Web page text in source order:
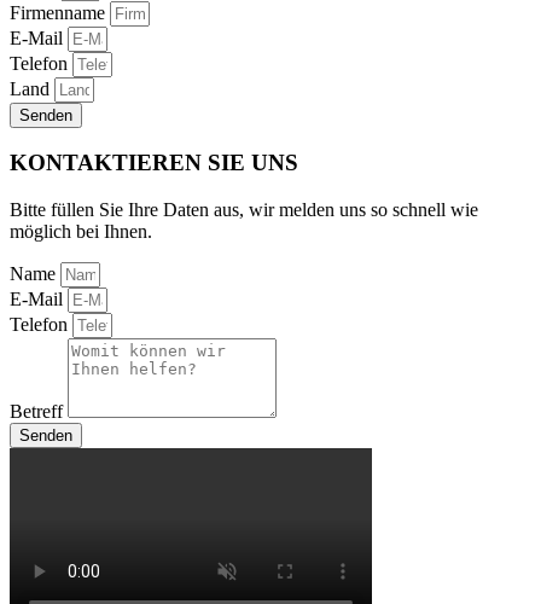
Firmenname
E-Mail
Telefon
Land
Senden
KONTAKTIEREN SIE UNS
Bitte füllen Sie Ihre Daten aus, wir melden uns so schnell wie
möglich bei Ihnen.
Name
E-Mail
Telefon
Betreff
Senden